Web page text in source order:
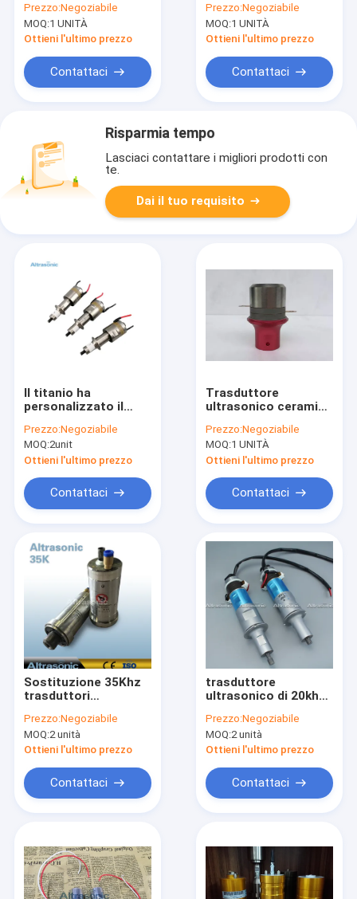
Prodotti
Circa noi
sostituzione del
trasduttore di 35Khz
500W per la
dell'etichetta
Prezzo:Negoziabile
MOQ:1 UNITÀ
Ottieni l'ultimo prezzo
Contattaci
per la saldatrice,
diametro ceramico di
40mm
Prezzo:Negoziabile
MOQ:1 UNITÀ
Ottieni l'ultimo prezzo
Contattaci
Risparmia tempo
Lasciaci contattare i migliori prodotti con
te.
Dai il tuo requisito
Il titanio ha
personalizzato il
ultrasonico di 500W
60Khz per il taglio
della medicina
Prezzo:Negoziabile
MOQ:2unit
Ottieni l'ultimo prezzo
Contattaci
Trasduttore
ultrasonico ceramico
trasduttore 40khz di
alta efficienza
Prezzo:Negoziabile
MOQ:1 UNITÀ
Ottieni l'ultimo prezzo
Contattaci
Sostituzione 35Khz
trasduttori
Herrmann da 1200
watt con custodia di
protezione
Prezzo:Negoziabile
MOQ:2 unità
Ottieni l'ultimo prezzo
Contattaci
trasduttore
ultrasonico di 20khz
ripetitore e la flangia
di titanio per
l'apparecchio per
Prezzo:Negoziabile
MOQ:2 unità
Ottieni l'ultimo prezzo
Contattaci